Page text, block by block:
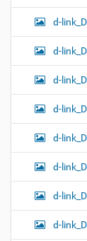
d-
d-
d-
d-
d-
d-
d-
d-